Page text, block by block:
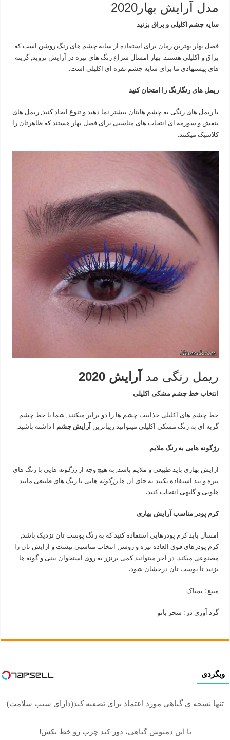
مدل آرایش بهار2020
سایه چشم اکلیلی و براق بزنید
فصل بهار بهترین زمان برای استفاده از سایه چشم های رنگ روشن است که
براق و اکلیلی هستند. بهار امسال سراغ رنگ های تیره در آرایش نروید, گزینه
های پیشنهادی ما برای سایه چشم نقره ای اکلیلی است.
ریمل های رنگارنگ را امتحان کنید
با ریمل های رنگی به چشم هایتان بیشتر نما دهید و تنوع ایجاد کنید, ریمل های
بنفش و سورمه ای انتخاب های مناسبی برای فصل بهار هستند که ظاهرتان را
کلاسیک میکنند.
ریمل رنگی مد آرایش 2020
انتخاب خط چشم مشکی اکلیلی
خط چشم های اکلیلی جذابیت چشم ها را دو برابر میکنند, شما با خط چشم
گربه ای به رنگ مشکی اکلیلی میتوانید زیباترین آرایش چشم ا داشته باشید.
رژگونه هایی به رنگ ملایم
آرایش بهاری باید طبیعی و ملایم باشد, به هیچ وجه ازرژگونه هایی با رنگ های
تیره و تند استفاده نکنید به جای آن هارژگونه هایی با رنگ های طبیعی مانند
هلویی و گلبهی انتخاب کنید.
کرم پودر مناسب آرایش بهاری
امسال باید کرم پودرهایی استفاده کنید که به رنگ پوست تان نزدیک باشد,
کرم پودرهای فوق العاده تیره و روشن انتخاب مناسبی نیست و آرایش تان را
مصنوعی میکند. در آخر میتوانید کمی برنزر به روی استخوان بینی و گونه ها
بزنید تا پوست تان درخشان شود.
منبع : نمناک
گرد آوری در : سحر بانو
وبگردی
تنها نسخه ی گیاهی مورد اعتماد برای تصفیه کبد(دارای سیب سلامت)
با این دمنوش گیاهی، دور کبد چرب رو خط بکش!